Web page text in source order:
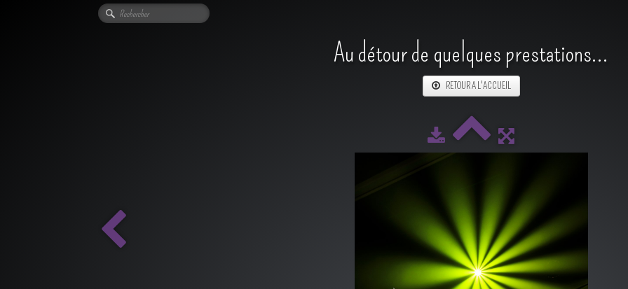
Au détour de quelques prestations...
RETOUR A L'ACCUEIL